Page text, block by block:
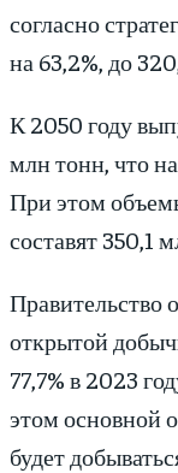
согласно
на 63,2%, до
К 2050 году
млн тонн, что
При этом
составят 350,1
Правительство
открытой
77,7% в 2023
этом основной
будет